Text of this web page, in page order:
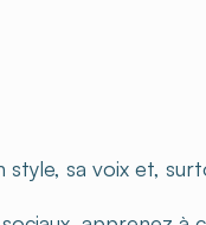
sa voix et,